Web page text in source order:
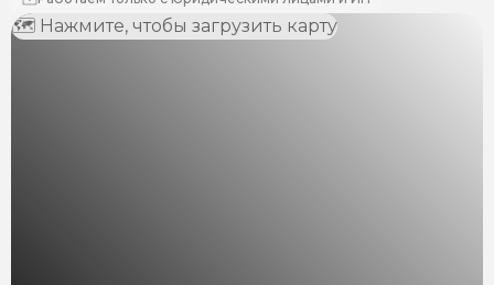
🗺 Нажмите, чтобы загрузить карту